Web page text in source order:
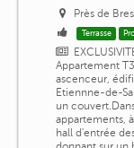
Près de
Terrasse
Appartement
ascenceur,
Etiennne-de-
un
appartements,
hall d'entrée